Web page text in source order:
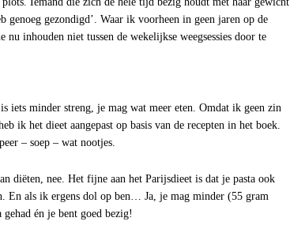
genoeg gezondigd’. Waar ik voorheen in geen jaren op de
nu inhouden niet tussen de wekelijkse weegsessies door te
iets minder streng, je mag wat meer eten. Omdat ik geen zin
ik het dieet aangepast op basis van de recepten in het boek.
– soep – wat nootjes.
diëten, nee. Het fijne aan het Parijsdieet is dat je pasta ook
En als ik ergens dol op ben… Ja, je mag minder (55 gram
gehad én je bent goed bezig!